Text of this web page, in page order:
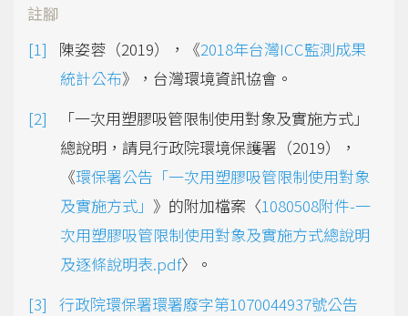
註腳
陳姿蓉（2019），《2018年台灣ICC監測成果
統計公布》，台灣環境資訊協會。
「一次用塑膠吸管限制使用對象及實施方式」
總說明，請見行政院環境保護署（2019），
《環保署公告「一次用塑膠吸管限制使用對象
及實施方式」 》的附加檔案〈1080508附件-一
次用塑膠吸管限制使用對象及實施方式總說明
及逐條說明表.pdf〉。
行政院環保署環署廢字第1070044937號公告